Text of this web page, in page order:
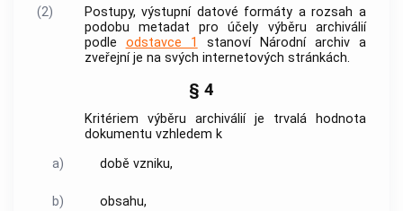
(2)
Postupy, výstupní datové formáty a rozsah a
podobu metadat pro účely výběru archiválií
podle odstavce 1 stanoví Národní archiva
zveřejní je na svých internetových stránkách.
§ 4
Kritériem výběru archiváliíje trvalá hodnota
dokumentu vzhledem k
a)
době vzniku,
b) obsahu,